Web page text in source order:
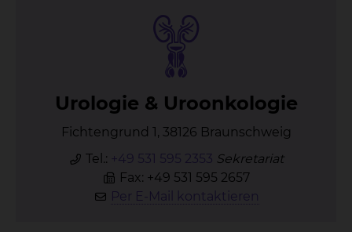
Uro­lo­gie & Ur­oon­ko­lo­gie
Fichtengrund 1, 38126 Braunschweig
Tel.: +49 531 595 2353 Sekretariat
Fax: +49 531 595 2657
Per E-Mail kontaktieren